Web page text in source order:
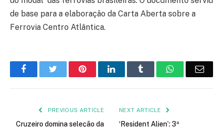
de base para a elaboração da Carta Aberta sobre a
Ferrovia Centro Atlântica.
FacebookTwitter PinterestLinkedIn Tumblr WhatsApp
PREVIOUS ARTICLE
Cruzeiro domina seleção da
NEXT ARTICLE
‘Resident Alien’: 3ª